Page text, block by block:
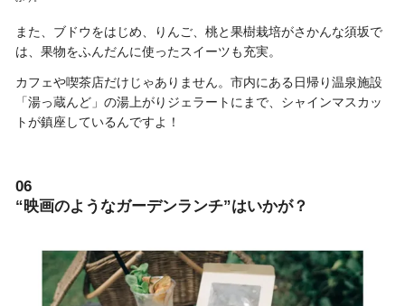
また、ブドウをはじめ、りんご、桃と果樹栽培がさかんな須坂で
は、果物をふんだんに使ったスイーツも充実。
カフェや喫茶店だけじゃありません。市内にある日帰り温泉施設
「湯っ蔵んど」の湯上がりジェラートにまで、シャインマスカッ
トが鎮座しているんですよ！
06
“映画のようなガーデンランチ”はいかが？